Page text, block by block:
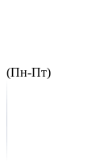
(Пн-Пт)